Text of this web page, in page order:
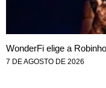
WonderFi elige a
7 DE AGOSTO DE 2026